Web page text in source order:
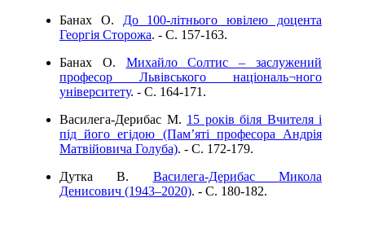
Банах О. До 100-літнього ювілею доцента
Георгія Сторожа. - C. 157-163.
Банах О. Михайло Солтис – заслужений
професор Львівського національ¬ного
університету. - C. 164-171.
Василега-Дерибас М. 15 років біля Вчителя і
під його егідою (Пам’яті професора Андрія
Матвійовича Голуба). - C. 172-179.
Дутка В. Василега-Дерибас Микола
Денисович (1943–2020). - C. 180-182.